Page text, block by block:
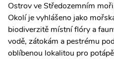
Ostrov ve Středozemním
Okolí je vyhlášeno jako
biodiverzitě místní flóry a
vodě, zátokám a pestrému
oblíbenou lokalitou pro